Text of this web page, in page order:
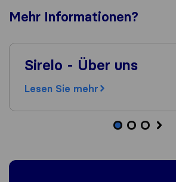
Mehr Informationen?
Sirelo - Über uns
Lesen Sie mehr